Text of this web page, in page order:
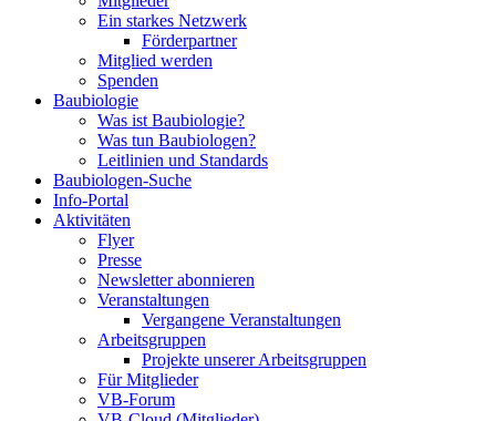
Ein starkes Netzwerk
Förderpartner
Mitglied werden
Spenden
Baubiologie
Was ist Baubiologie?
Was tun Baubiologen?
Leitlinien und Standards
Baubiologen-Suche
Info-Portal
Aktivitäten
Flyer
Presse
Newsletter abonnieren
Veranstaltungen
Vergangene Veranstaltungen
Arbeitsgruppen
Projekte unserer Arbeitsgruppen
Für Mitglieder
VB-Forum